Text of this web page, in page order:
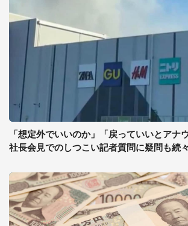
「想定外でいいのか」「戻っていいとアナ
社長会見でのしつこい記者質問に疑問も続々